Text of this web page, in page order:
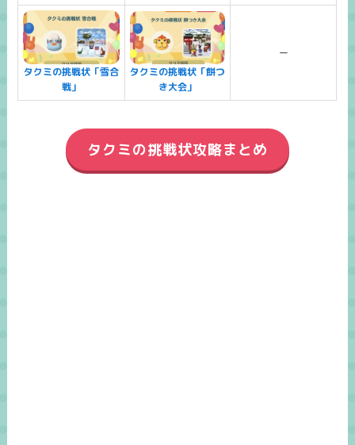
タクミの挑戦状「雪合
戦」
タクミの挑戦状「餅つ
き大会」
ー
タクミの挑戦状攻略まとめ